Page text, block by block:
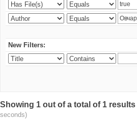
New Filters:
Showing 1 out of a total of 1
seconds)